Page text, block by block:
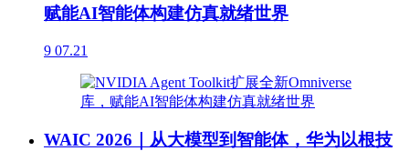
赋能AI智能体构建仿真就绪世界
9 07.21
WAIC 2026｜从大模型到智能体，华为以根技